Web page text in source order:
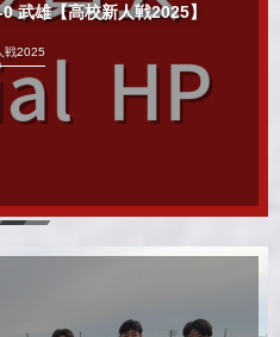
武雄【高校新人戦2025】
戦2025